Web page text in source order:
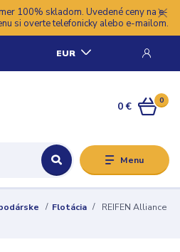
100% skladom. Uvedené ceny na e-
si overte telefonicky alebo e-mailom.
Menu
EUR
0
0 €
Flotácia
REIFEN Alliance